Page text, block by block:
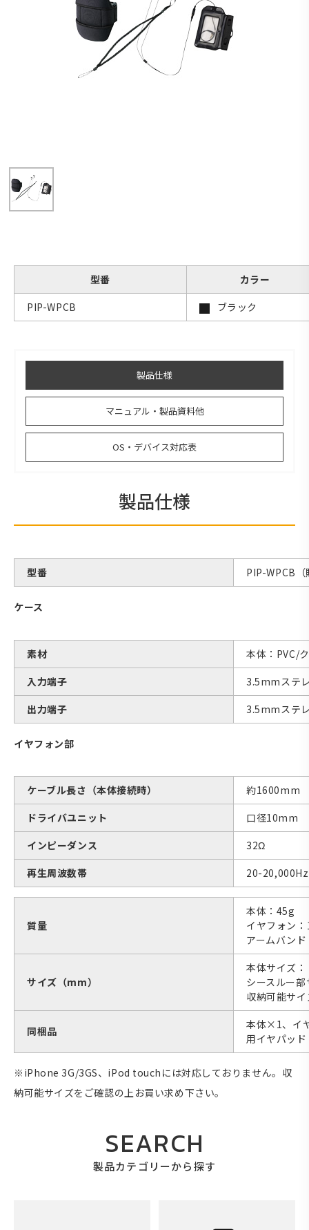
型番
カラー
PIP-WPCB
ブラック
製品仕様
マニュアル・製品資料他
OS・デバイス対応表
製品仕様
型番 PIP-WPCB
ケース
素材
本体：PVC/
入力端子
3.5mmステ
出力端子
3.5mmステ
イヤフォン部
ケーブル長さ（本体接続時）
約1600mm
ドライバユニット
口径10mm
インピーダンス
32Ω
再生周波数帯
20-20,000Hz
質量
本体：45g
イヤフォン
アームバン
サイズ（mm）
本体サイズ
シースルー
収納可能サ
同梱品
本体×1、イ
用イヤパッ
※iPhone 3G/3GS、iPod touchには対応しておりません。収
納可能サイズをご確認の上お買い求め下さい。
SEARCH
製品カテゴリーから探す